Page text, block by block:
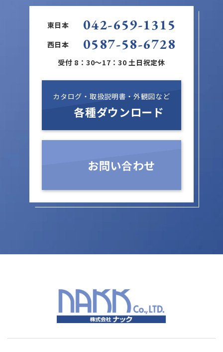
東日本 042-659-1315
西日本 0587-58-6728
受付 8：30～17：30 土日祝定休
カタログ・取扱説明書・外観図など
各種ダウンロード
お問い合わせ